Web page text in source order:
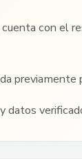
con el
datos